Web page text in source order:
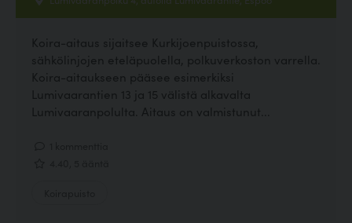
Koira-aitaus sijaitsee Kurkijoenpuistossa,
sähkölinjojen eteläpuolella, polkuverkoston varrella.
Koira-aitaukseen pääsee esimerkiksi
Lumivaarantien 13 ja 15 välistä alkavalta
Lumivaaranpolulta. Aitaus on valmistunut...